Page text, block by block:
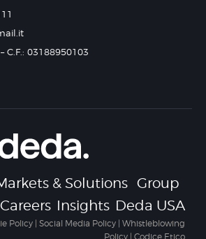
C.F.: 03188950103
& Solutions Group
Careers Insights Deda USA
Policy Social Media Policy Whistleblowing
Policy Codice Etico